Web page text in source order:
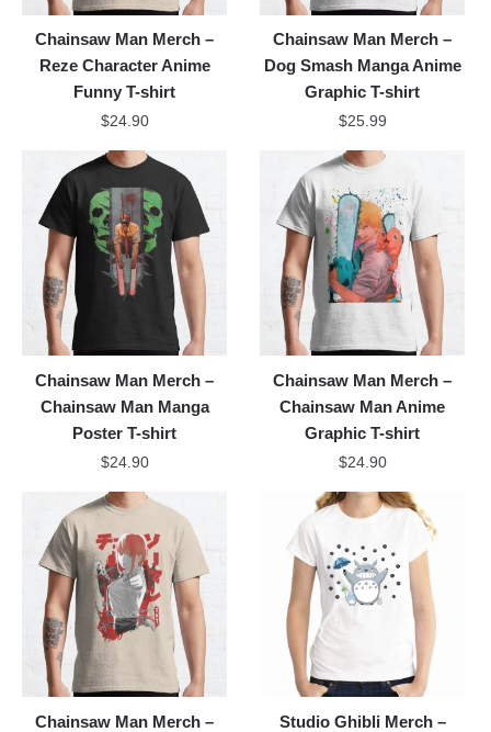
Chainsaw Man Merch –
Reze Character Anime
Funny T-shirt
$24.90
Chainsaw Man Merch –
Dog Smash Manga Anime
Graphic T-shirt
$25.99
Chainsaw Man Merch –
Chainsaw Man Manga
Poster T-shirt
$24.90
Chainsaw Man Merch –
Chainsaw Man Anime
Graphic T-shirt
$24.90
Chainsaw Man Merch –
Studio Ghibli Merch –